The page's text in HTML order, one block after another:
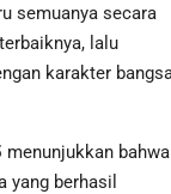
semuanya secara
lalu
karakter
menunjukkan bahwa
yang berhasil